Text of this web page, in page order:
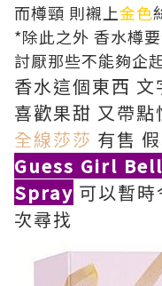
而樽頸 則襯上金色
*除此之外 香水樽
討厭那些不能夠企
香水這個東西
喜歡果甜 又帶
全線莎莎 有售
Guess Girl
Spray 可以暫
次尋找